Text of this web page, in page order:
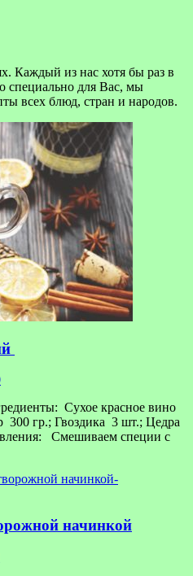
Каждый из нас хотя бы раз в
специально для Вас, мы
всех блюд, стран и народов.
Сухое красное вино
гр.; Гвоздика 3 шт.; Цедра
Смешиваем специи с
начинкой